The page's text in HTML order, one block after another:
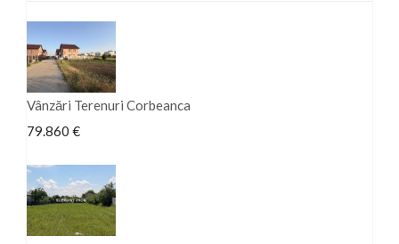
Vânzări Terenuri Corbeanca
79.860 €